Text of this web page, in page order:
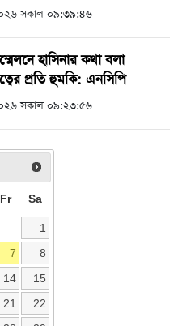
সকাল ০৯:৩৯:৪৬
হাসিনার কথা বলা
প্রতি হুমকি: এনসিপি
সকাল ০৯:২৩:৫৬
Fr Sa
1
7
8
14
15
21
22